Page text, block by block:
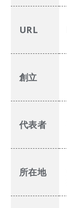
URL
創立
代表者
所在地